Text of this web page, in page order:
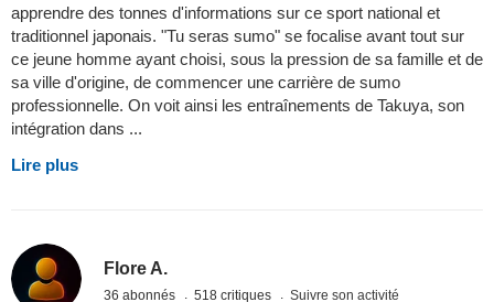
apprendre des tonnes d'informations sur ce sport national et
traditionnel japonais. "Tu seras sumo" se focalise avant tout sur
ce jeune homme ayant choisi, sous la pression de sa famille et de
sa ville d'origine, de commencer une carrière de sumo
professionnelle. On voit ainsi les entraînements de Takuya, son
intégration dans ...
Lire plus
Flore A.
36 abonnés 518 critiques Suivre son activité